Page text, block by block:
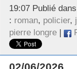
19:07 Publié
: roman, policier,
pierre longre |